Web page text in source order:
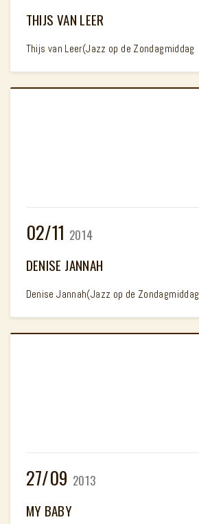
THIJS VAN LEER
Thijs van Leer(Jazz op de Zondagmiddag
02/11 2014
DENISE JANNAH
Denise Jannah(Jazz op de Zondagmiddag
27/09 2013
MY BABY